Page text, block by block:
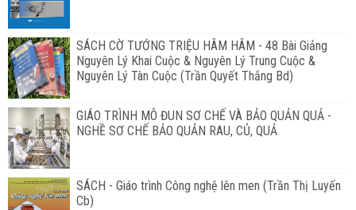
SÁCH CỜ TƯỚNG TRIỆU HÂM HÂM - 48 Bài Giảng
Nguyên Lý Khai Cuộc & Nguyên Lý Trung Cuộc &
Nguyên Lý Tàn Cuộc (Trần Quyết Thắng Bd)
GIÁO TRÌNH MÔ ĐUN SƠ CHẾ VÀ BẢO QUẢN QUẢ -
NGHỀ SƠ CHẾ BẢO QUẢN RAU, CỦ, QUẢ
SÁCH - Giáo trình Công nghệ lên men (Trần Thị Luyến
Cb)